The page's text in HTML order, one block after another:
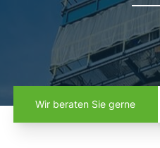
Wir beraten Sie gerne